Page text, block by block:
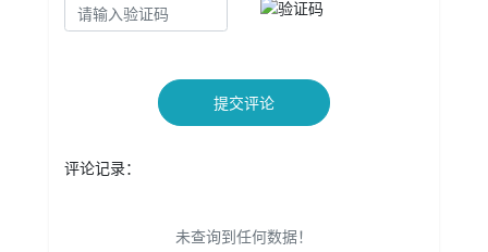
提交评论
评论记录：
未查询到任何数据！